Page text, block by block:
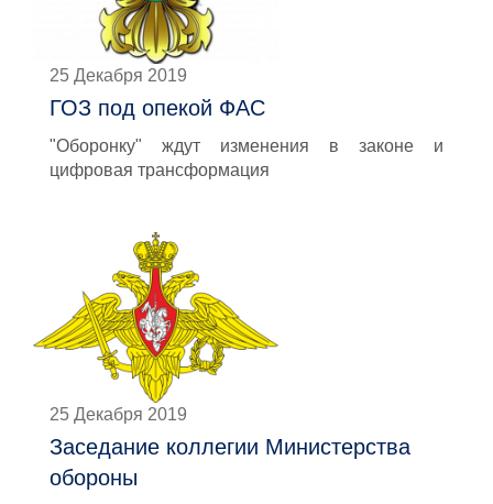
25 Декабря 2019
ГОЗ под опекой ФАС
"Оборонку" ждут изменения в законе и
цифровая трансформация
25 Декабря 2019
Заседание коллегии Министерства
обороны